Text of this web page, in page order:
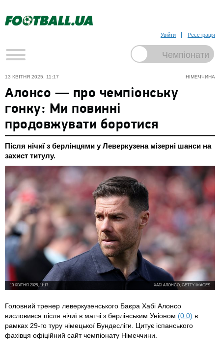
Увійти Реєстрація
НІМЕЧЧИНА
13 КВІТНЯ 2025, 11:17
Алонсо — про чемпіонську
гонку: Ми повинні
продовжувати боротися
Після нічиї з берлінцями у Леверкузена мізерні шанси на
захист титулу.
ХАБІ АЛОНСО, GETTY IMAGES
13 КВІТНЯ 2025, 11:17
Головний тренер леверкузенського Баєра Хабі Алонсо
висловився після нічиї в матчі з берлінським Уніоном (0:0) в
рамках 29-го туру німецької Бундесліги. Цитує іспанського
фахівця офіційний сайт чемпіонату Німеччини.